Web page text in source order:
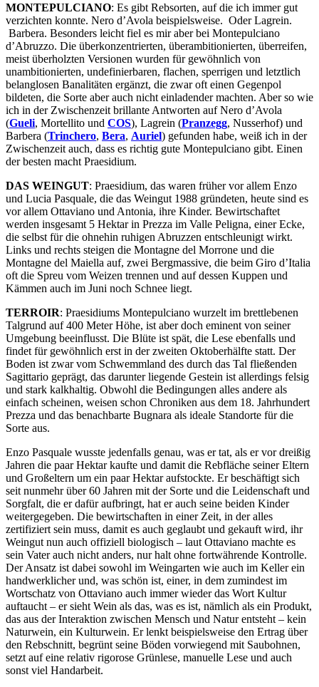
MONTEPULCIANO: Es gibt Rebsorten, auf die ich immer gut
verzichten konnte. Nero d’Avola beispielsweise. Oder Lagrein.
Barbera. Besonders leicht fiel es mir aber bei Montepulciano
d’Abruzzo. Die überkonzentrierten, überambitionierten, überreifen,
meist überholzten Versionen wurden für gewöhnlich von
unambitionierten, undefinierbaren, flachen, sperrigen und letztlich
belanglosen Banalitäten ergänzt, die zwar oft einen Gegenpol
bildeten, die Sorte aber auch nicht einladender machten. Aber so wie
ich in der Zwischenzeit brillante Antworten auf Nero d’Avola
(Gueli, Mortellito und COS), Lagrein (Pranzegg, Nusserhof) und
Barbera (Trinchero, Bera, Auriel) gefunden habe, weiß ich in der
Zwischenzeit auch, dass es richtig gute Montepulciano gibt. Einen
der besten macht Praesidium.
DAS WEINGUT: Praesidium, das waren früher vor allem Enzo
und Lucia Pasquale, die das Weingut 1988 gründeten, heute sind es
vor allem Ottaviano und Antonia, ihre Kinder. Bewirtschaftet
werden insgesamt 5 Hektar in Prezza im Valle Peligna, einer Ecke,
die selbst für die ohnehin ruhigen Abruzzen entschleunigt wirkt.
Links und rechts steigen die Montagne del Morrone und die
Montagne del Maiella auf, zwei Bergmassive, die beim Giro d’Italia
oft die Spreu vom Weizen trennen und auf dessen Kuppen und
Kämmen auch im Juni noch Schnee liegt.
TERROIR: Praesidiums Montepulciano wurzelt im brettlebenen
Talgrund auf 400 Meter Höhe, ist aber doch eminent von seiner
Umgebung beeinflusst. Die Blüte ist spät, die Lese ebenfalls und
findet für gewöhnlich erst in der zweiten Oktoberhälfte statt. Der
Boden ist zwar vom Schwemmland des durch das Tal fließenden
Sagittario geprägt, das darunter liegende Gestein ist allerdings felsig
und stark kalkhaltig. Obwohl die Bedingungen alles andere als
einfach scheinen, weisen schon Chroniken aus dem 18. Jahrhundert
Prezza und das benachbarte Bugnara als ideale Standorte für die
Sorte aus.
Enzo Pasquale wusste jedenfalls genau, was er tat, als er vor dreißig
Jahren die paar Hektar kaufte und damit die Rebfläche seiner Eltern
und Großeltern um ein paar Hektar aufstockte. Er beschäftigt sich
seit nunmehr über 60 Jahren mit der Sorte und die Leidenschaft und
Sorgfalt, die er dafür aufbringt, hat er auch seine beiden Kinder
weitergegeben. Die bewirtschaften in einer Zeit, in der alles
zertifiziert sein muss, damit es auch geglaubt und gekauft wird, ihr
Weingut nun auch offiziell biologisch – laut Ottaviano machte es
sein Vater auch nicht anders, nur halt ohne fortwährende Kontrolle.
Der Ansatz ist dabei sowohl im Weingarten wie auch im Keller ein
handwerklicher und, was schön ist, einer, in dem zumindest im
Wortschatz von Ottaviano auch immer wieder das Wort Kultur
auftaucht – er sieht Wein als das, was es ist, nämlich als ein Produkt,
das aus der Interaktion zwischen Mensch und Natur entsteht – kein
Naturwein, ein Kulturwein. Er lenkt beispielsweise den Ertrag über
den Rebschnitt, begrünt seine Böden vorwiegend mit Saubohnen,
setzt auf eine relativ rigorose Grünlese, manuelle Lese und auch
sonst viel Handarbeit.